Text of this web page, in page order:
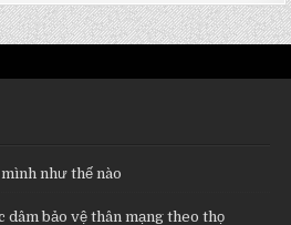
như thế nào
dâm bảo vệ thân mạng theo thọ